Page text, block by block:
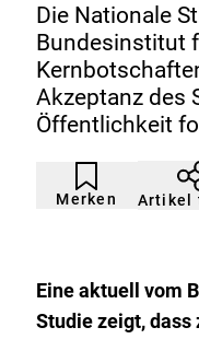
Die Nationale
Bundesinstitut
Akzeptanz des
Öffentlichkeit
Merken
Artikel
nicht
gemerkt
Durch
Klicken
der
Artikel
Eine aktuell vom
Studie zeigt, dass